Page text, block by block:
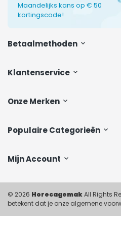
Klantenservice
Onze Merken
Populaire Categorieën
Mijn Account
Maandelijks kans op € 50
kortingscode!
Betaalmethoden
© 2026 HorecagemakAll Rights
betekent dat je onze algemene